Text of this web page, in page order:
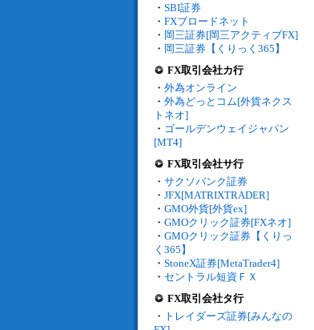
・ SBI証券
・ FXブロードネット
・ 岡三証券[岡三アクティブFX]
・ 岡三証券【くりっく365】
FX取引会社カ行
・ 外為オンライン
・ 外為どっとコム[外貨ネクス
トネオ]
・ ゴールデンウェイジャパン
[MT4]
FX取引会社サ行
・ サクソバンク証券
・ JFX[MATRIXTRADER]
・ GMO外貨[外貨ex]
・ GMOクリック証券[FXネオ]
・ GMOクリック証券【くりっ
く365】
・ StoneX証券[MetaTrader4]
・ セントラル短資ＦＸ
FX取引会社タ行
・ トレイダーズ証券[みんなの